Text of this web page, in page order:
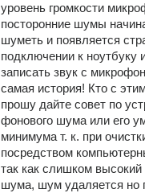
уровень громкости
посторонние шумы
шуметь и появляется
подключении к ноутбуку
записать звук с
самая история! Кто с
прошу дайте совет по
фонового шума или его
минимума т. к. при
посредством
так как слишком высокий
шума, шум удаляется но